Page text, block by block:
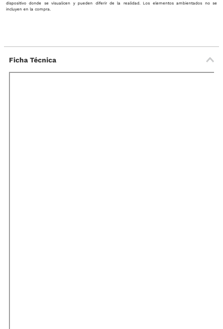
dispositivo donde se visualicen y pueden diferir de la realidad. Los elementos ambientados no se
incluyen en la compra.
Ficha Técnica